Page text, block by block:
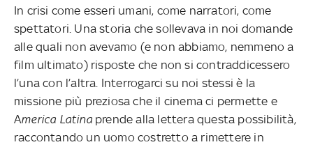
In crisi come esseri umani, come narratori, come
spettatori. Una storia che sollevava in noi domande
alle quali non avevamo (e non abbiamo, nemmeno a
film ultimato) risposte che non si contraddicessero
l’una con l’altra. Interrogarci su noi stessi è la
missione più preziosa che il cinema ci permette e
America Latinaprende alla lettera questa possibilità,
raccontando un uomo costretto a rimettere in